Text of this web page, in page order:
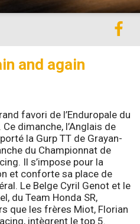
and again
favori de l’Enduropale du
dimanche, l’Anglais de
la Gurp TT de Grayan-
du Championnat de
Il s’impose pour la
et conforte sa place de
Le Belge Cyril Genot et le
du Team Honda SR,
que les frères Miot, Florian
intègrent le top 5.